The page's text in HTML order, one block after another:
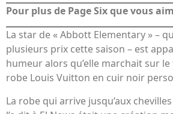
Pour plus de Page Six que vous
La star de « Abbott Elementary » –
plusieurs prix cette saison – est
humeur alors qu’elle marchait sur le
robe Louis Vuitton en cuir noir
La robe qui arrive jusqu’aux